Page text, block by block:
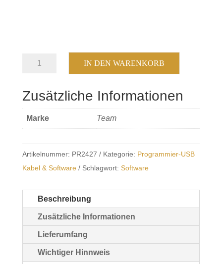
Team
36
USB
für
Expert
1
Menge
IN DEN WARENKORB
Zusätzliche Informationen
Marke Team
Artikelnummer: PR2427 Kategorie: Programmier-USB
Kabel & Software
Schlagwort: Software
Beschreibung
Zusätzliche Informationen
Lieferumfang
Wichtiger Hinnweis